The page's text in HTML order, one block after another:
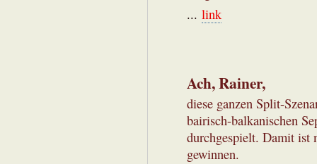
... link
Ach, Rainer,
diese ganzen Split-
bairisch-balkanischen
durchgespielt. Damit ist
gewinnen.